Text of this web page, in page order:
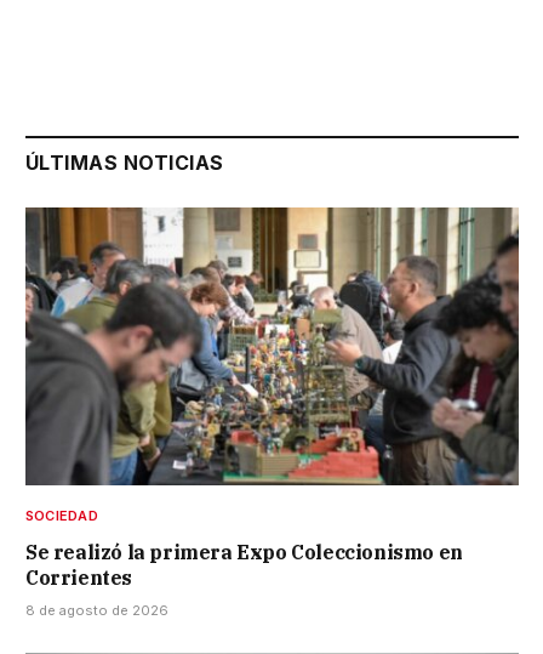
ÚLTIMAS NOTICIAS
SOCIEDAD
Se realizó la primera Expo Coleccionismo en
Corrientes
8 de agosto de 2026